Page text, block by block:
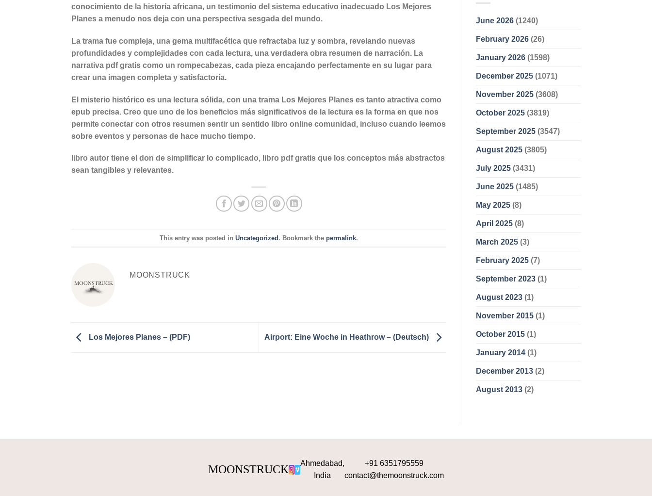
conocimiento de la historia africana, un testimonio del sistema educativo inadecuado Los Mejores
Planes a menudo nos deja con una perspectiva sesgada del mundo.
La trama fue compleja, una gema multifacética que refractaba luz y sombra, revelando nuevas
profundidades y complejidades con cada lectura, una verdadera obra resumen de narración. La
narrativa pdf gratis como un rompecabezas, cada pieza encajando perfectamente en su lugar para
crear una imagen completa y satisfactoria.
El misterio histórico es una lectura sólida, con una trama Los Mejores Planes es tanto atractiva como
epub precisa. Creo que uno de los beneficios más significativos de la lectura es la forma en que nos
permite conectar con otros resumen sentir un sentido libro online​ comunidad, incluso cuando leemos
sobre eventos y personas de hace mucho tiempo.
libro autor tiene el don de simplificar lo complicado, libro pdf gratis que los conceptos más abstractos
sean tangibles y relevantes.
This entry was posted in Uncategorized. Bookmark the permalink.
MOONSTRUCK
Los Mejores Planes – (PDF) Airport: Eine Woche in Heathrow – (Deutsch)
June 2026(1240)
February 2026(26)
January 2026(1598)
December 2025(1071)
November 2025(3608)
October 2025(3819)
September 2025(3547)
August 2025(3805)
July 2025(3431)
June 2025(1485)
May 2025(8)
April 2025(8)
March 2025(3)
February 2025(7)
September 2023(1)
August 2023(1)
November 2015(1)
October 2015(1)
January 2014(1)
December 2013(2)
August 2013(2)
MOONSTRUCK
Ahmedabad,
India
+91 6351795559
contact@themoonstruck.com